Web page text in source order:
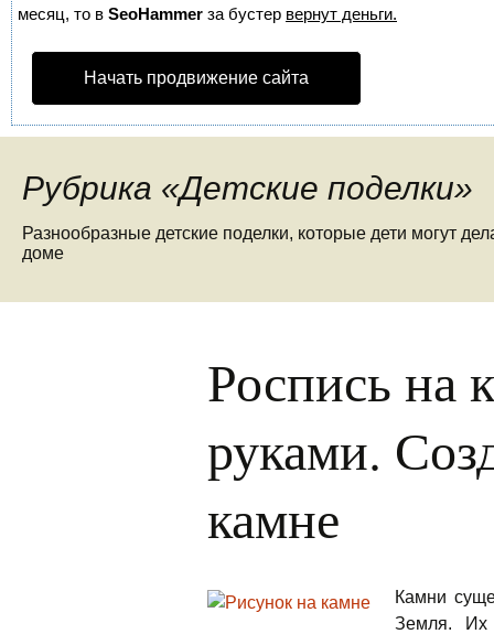
месяц, то в SeoHammer за бустер вернут деньги.
Начать продвижение сайта
Рубрика «Детские поделки»
Разнообразные детские поделки, которые дети могут
доме
Роспись на
руками.
камне
Камни
Земля. Их